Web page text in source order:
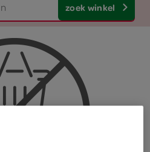
zoek winkel